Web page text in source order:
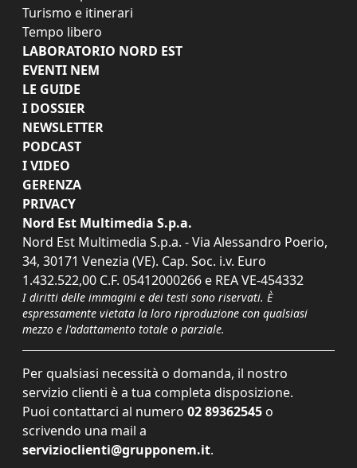
Turismo e itinerari
Tempo libero
LABORATORIO NORD EST
EVENTI NEM
LE GUIDE
I DOSSIER
NEWSLETTER
PODCAST
I VIDEO
GERENZA
PRIVACY
Nord Est Multimedia S.p.a.
Nord Est Multimedia S.p.a. - Via Alessandro Poerio,
34, 30171 Venezia (VE). Cap. Soc. i.v. Euro
1.432.522,00 C.F. 05412000266 e REA VE-454332
I diritti delle immagini e dei testi sono riservati. È
espressamente vietata la loro riproduzione con qualsiasi
mezzo e l'adattamento totale o parziale.
Per qualsiasi necessità o domanda, il nostro
servizio clienti è a tua completa disposizione.
Puoi contattarci al numero 02 89362545 o
scrivendo una mail a
servizioclienti@grupponem.it.